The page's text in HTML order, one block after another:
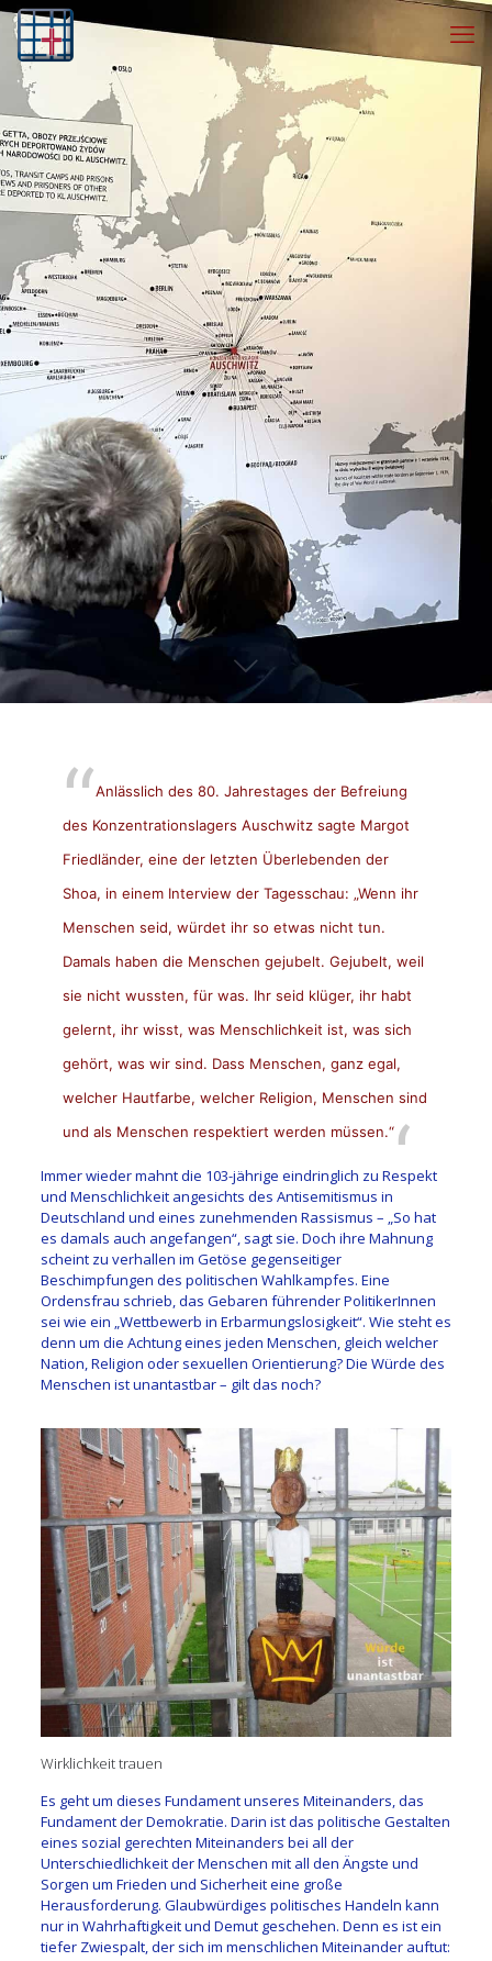
Anlässlich des 80. Jahrestages der Befreiung
des Konzentrationslagers Auschwitz sagte Margot
Friedländer, eine der letzten Überlebenden der
Shoa, in einem Interview der Tagesschau: „Wenn ihr
Menschen seid, würdet ihr so etwas nicht tun.
Damals haben die Menschen gejubelt. Gejubelt, weil
sie nicht wussten, für was. Ihr seid klüger, ihr habt
gelernt, ihr wisst, was Menschlichkeit ist, was sich
gehört, was wir sind. Dass Menschen, ganz egal,
welcher Hautfarbe, welcher Religion, Menschen sind
und als Menschen respektiert werden müssen.“
Immer wieder mahnt die 103-jährige eindringlich zu Respekt
und Menschlichkeit angesichts des Antisemitismus in
Deutschland und eines zunehmenden Rassismus – „So hat
es damals auch angefangen“, sagt sie. Doch ihre Mahnung
scheint zu verhallen im Getöse gegenseitiger
Beschimpfungen des politischen Wahlkampfes. Eine
Ordensfrau schrieb, das Gebaren führender PolitikerInnen
sei wie ein „Wettbewerb in Erbarmungslosigkeit“. Wie steht es
denn um die Achtung eines jeden Menschen, gleich welcher
Nation, Religion oder sexuellen Orientierung? Die Würde des
Menschen ist unantastbar – gilt das noch?
Wirklichkeit trauen
Es geht um dieses Fundament unseres Miteinanders, das
Fundament der Demokratie. Darin ist das politische Gestalten
eines sozial gerechten Miteinanders bei all der
Unterschiedlichkeit der Menschen mit all den Ängste und
Sorgen um Frieden und Sicherheit eine große
Herausforderung. Glaubwürdiges politisches Handeln kann
nur in Wahrhaftigkeit und Demut geschehen. Denn es ist ein
tiefer Zwiespalt, der sich im menschlichen Miteinander auftut: